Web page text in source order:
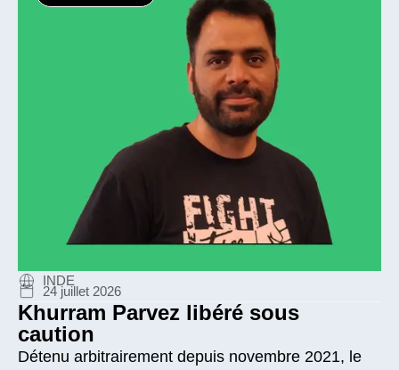
INDE
24 juillet 2026
Khurram Parvez libéré sous
caution
Détenu arbitrairement depuis novembre 2021, le